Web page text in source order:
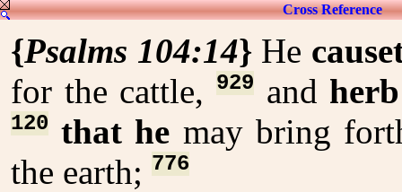
Cross Reference
{Psalms 104:14}He
for the cattle,
929 and herb
120 that he may bring
the earth; 776